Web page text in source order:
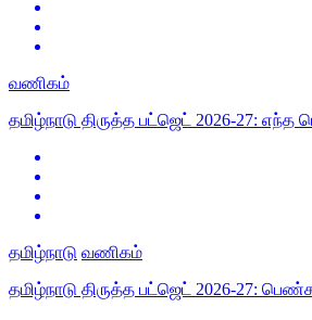
வணிகம்
தமிழ்நாடு திருத்த பட்ஜெட் 2026-27:
தமிழ்நாடு வணிகம்
தமிழ்நாடு திருத்த பட்ஜெட் 2026-27: